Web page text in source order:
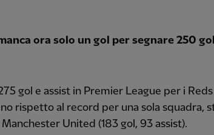
ora solo un gol per segnare 250
gol e assist in Premier League per i Reds
rispetto al record per una sola squadra,
United (183 gol, 93 assist).